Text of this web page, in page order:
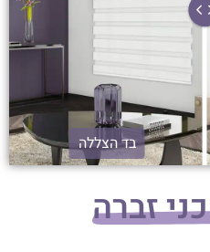
בד הצללה
זברה